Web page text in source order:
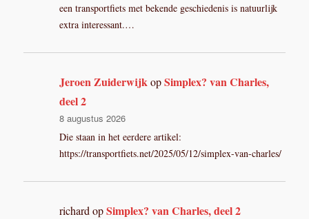
een transportfiets met bekende geschiedenis is natuurlijk
extra interessant.…
Jeroen ZuiderwijkopSimplex? van Charles,
deel 2
8 augustus 2026
Die staan in het eerdere artikel:
https://transportfiets.net/2025/05/12/simplex-van-charles/
richard opSimplex? van Charles, deel 2